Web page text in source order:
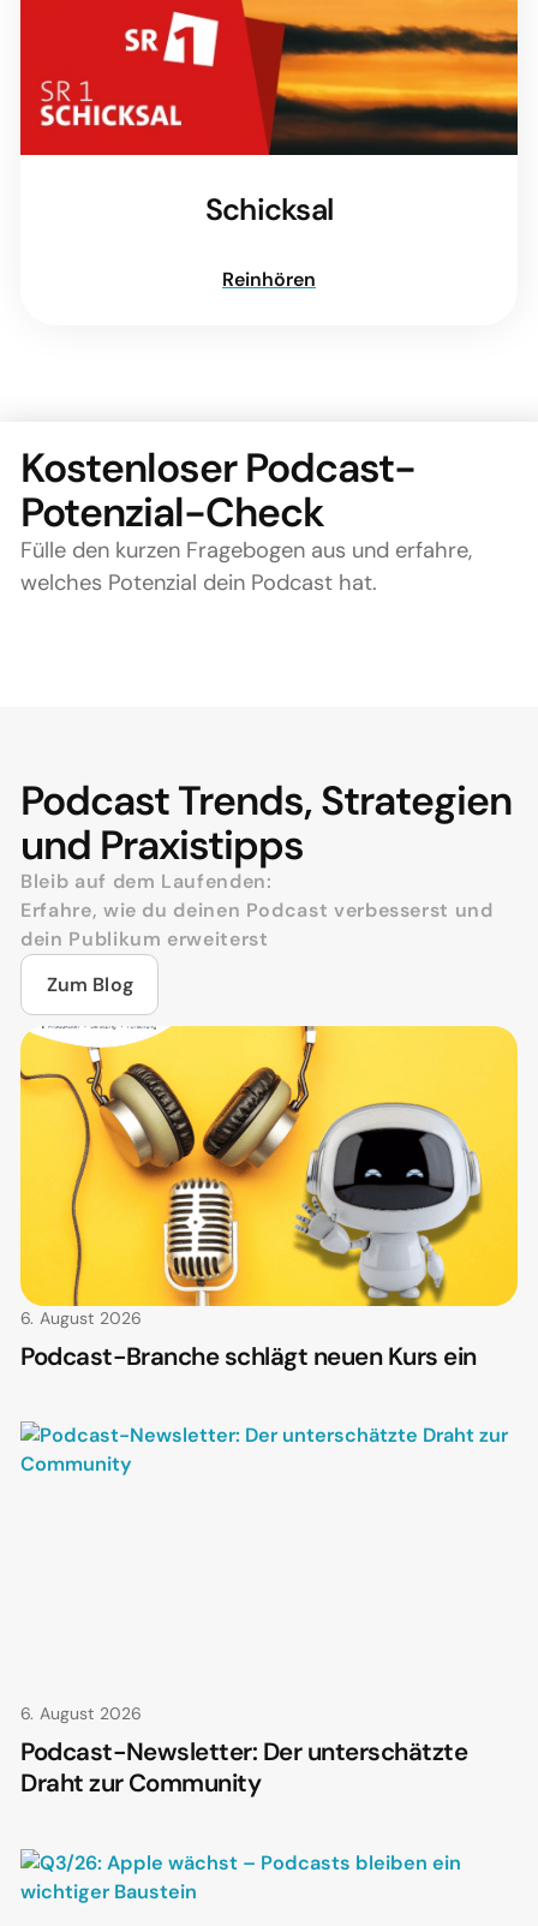
Schicksal
Reinhören
Kostenloser Podcast-
Potenzial-Check
Fülle den kurzen Fragebogen aus und erfahre,
welches Potenzial dein Podcast hat.
Podcast Trends, Strategien
und Praxistipps
Bleib auf dem Laufenden:
Erfahre, wie du deinen Podcast verbesserst und
dein Publikum erweiterst
Zum Blog
Podcast-Branche schlägt neuen Kurs ein
6. August 2026
Podcast-Newsletter: Der unterschätzte
Draht zur Community
6. August 2026